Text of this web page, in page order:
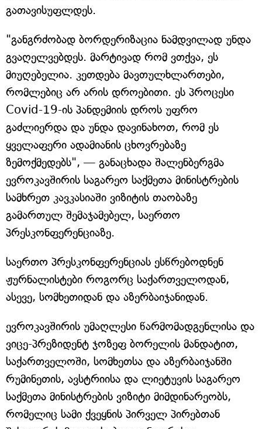
გათავისუფლდეს.
"განგრძობად ბორდერიზაცია ნამდვილად უნდა
გვაღელვებდეს. მარტივად რომ ვთქვა, ეს
მიუღებელია. კეთდება მავთულხლართები,
რომლებიც არ არის დროებითი. ეს პროცესი
Covid-19-ის პანდემიის დროს უფრო
გაძლიერდა და უნდა დავინახოთ, რომ ეს
ყველაფერი ადამიანის ცხოვრებაზე
ზემოქმედებს", — განაცხადა შალენბერგმა
ევროკავშირის საგარეო საქმეთა მინისტრების
სამხრეთ კავკასიაში ვიზიტის თაობაზე
გამართულ შემაჯამებელ, საერთო
პრესკონფერენციაზე.
საერთო პრესკონფერენციას ესწრებოდნენ
ჟურნალისტები როგორც საქართველოდან,
ასევე, სომხეთიდან და აზერბაიჯანიდან.
ევროკავშირის უმაღლესი წარმომადგენლისა და
ვიცე-პრეზიდენტ ჯოზეფ ბორელის მანდატით,
საქართველოში, სომხეთსა და აზერბაიჯანში
რუმინეთის, ავსტრიისა და ლიეტუვის საგარეო
საქმეთა მინისტრების ვიზიტი მიმდინარეობს,
რომელიც სამი ქვეყნის პირველ პირებთან